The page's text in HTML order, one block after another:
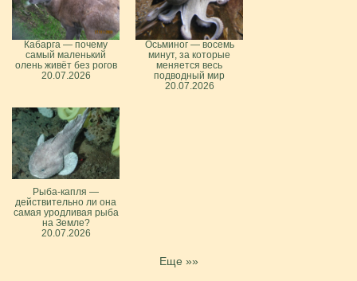
Кабарга — почему
самый маленький
олень живёт без рогов
20.07.2026
Осьминог — восемь
минут, за которые
меняется весь
подводный мир
20.07.2026
Рыба-капля —
действительно ли она
самая уродливая рыба
на Земле?
20.07.2026
Еще »»